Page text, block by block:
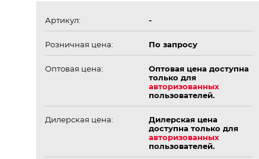
Артикул: -
Розничная цена: По запросу
Оптовая цена:
Оптовая цена доступна
только для
авторизованных
пользователей.
Дилерская цена:
Дилерская цена
доступна только для
авторизованных
пользователей.